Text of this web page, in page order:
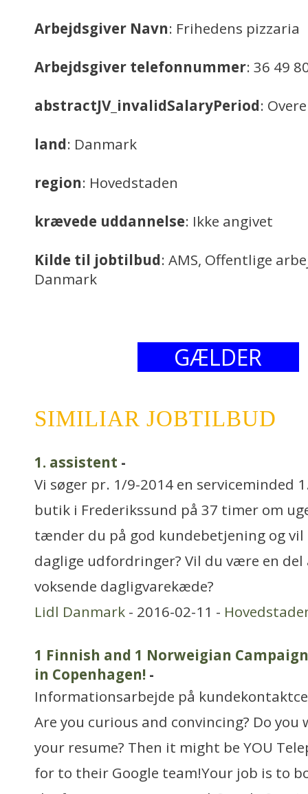
Arbejdsgiver Navn: Frihedens pizzaria
Arbejdsgiver telefonnummer: 36 49
abstractJV_invalidSalaryPeriod:
land: Danmark
region: Hovedstaden
krævede uddannelse: Ikke angivet
Kilde til jobtilbud: AMS, Offentlige
Danmark
GÆLDER
SIMILIAR JOBTILBUD
1. assistent -
Vi søger pr. 1/9-2014 en serviceminded
butik i Frederikssund på 37 timer om
tænder du på god kundebetjening og
daglige udfordringer? Vil du være en
voksende dagligvarekæde?
Lidl Danmark - 2016-02-11 -
1 Finnish and 1 Norweigian
in Copenhagen! -
Informationsarbejde på
Are you curious and convincing? Do you
your resume? Then it might be YOU
for to their Google team!Your job is to